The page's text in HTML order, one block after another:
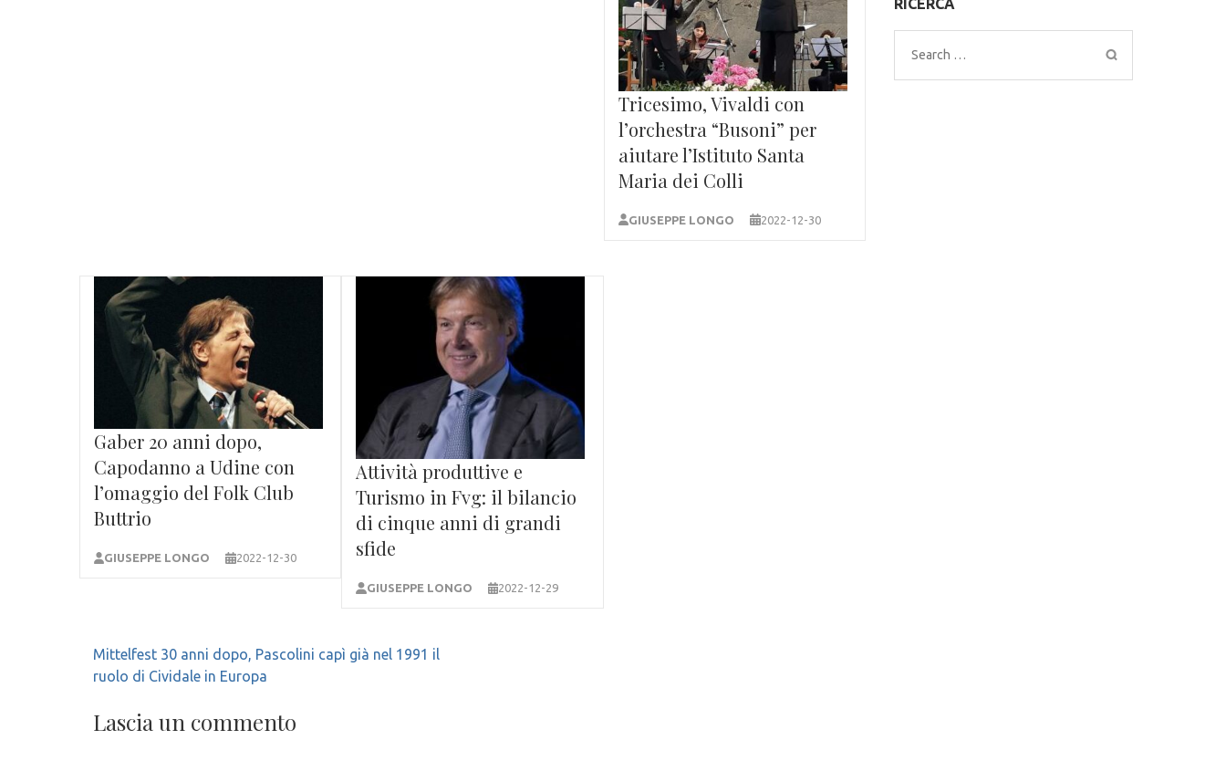
Tricesimo, Vivaldi con
l’orchestra “Busoni” per
aiutare l’Istituto Santa
Maria dei Colli
GIUSEPPE LONGO 2022-12-30
Gaber 20 anni dopo,
Capodanno a Udine con
l’omaggio del Folk Club
Buttrio
GIUSEPPE LONGO 2022-12-30
Attività produttive e
Turismo in Fvg: il bilancio
di cinque anni di grandi
sfide
GIUSEPPE LONGO 2022-12-29
Navigazione
articoli
Mittelfest 30 anni dopo, Pascolini capì già nel 1991 il
ruolo di Cividale in Europa
Lascia un commento
RICERCA
Search
for: